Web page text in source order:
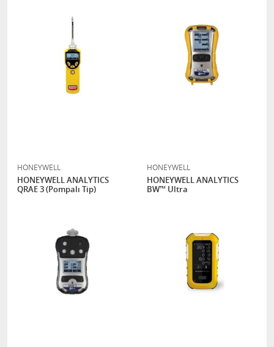
HONEYWELL
HONEYWELL ANALYTICS
QRAE 3 (Pompalı Tip)
HONEYWELL
HONEYWELL ANALYTICS
BW™ Ultra